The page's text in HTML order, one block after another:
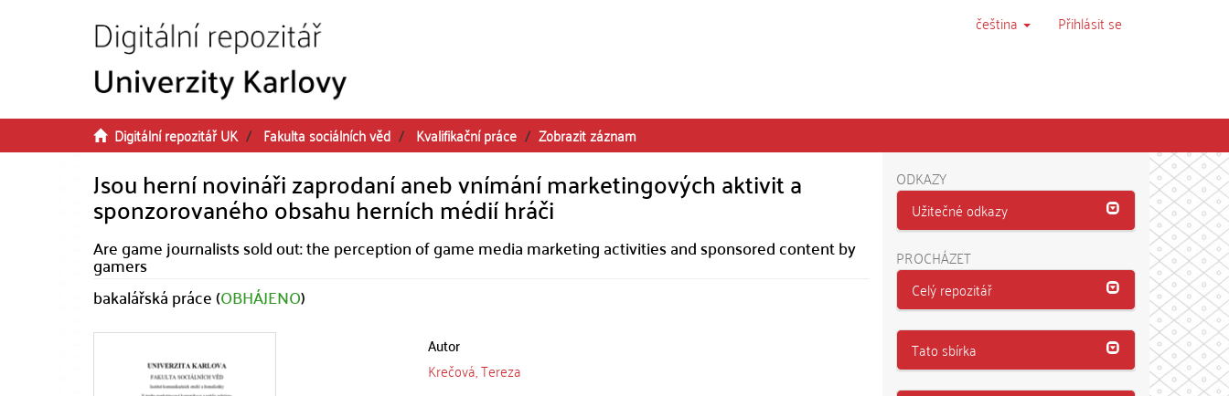
čeština Přihlásit se
Digitální repozitář UK Fakulta sociálních věd Kvalifikační práce Zobrazit záznam
Jsou herní novináři zaprodaní aneb vnímání marketingových aktivit a
sponzorovaného obsahu herních médií hráči
Are game journalists sold out: the perception of game media marketing activities and sponsored content by
gamers
bakalářská práce (OBHÁJENO)
Autor
Krečová, Tereza
ODKAZY
Užitečné odkazy
PROCHÁZET
Celý repozitář
Tato sbírka